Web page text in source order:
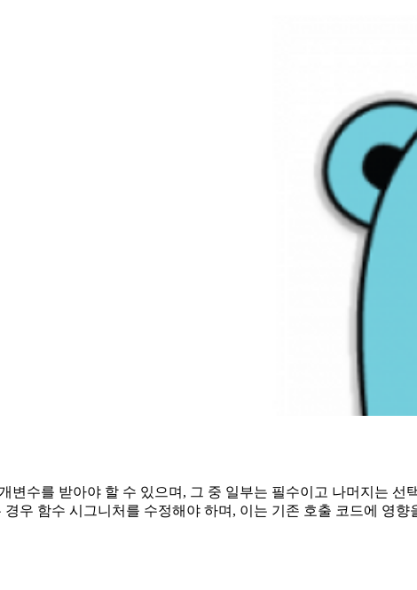
변수를 받아야 할 수 있으며, 그 중 일부는 필수이고 나머지는
우 함수 시그니처를 수정해야 하며, 이는 기존 호출 코드에 영향